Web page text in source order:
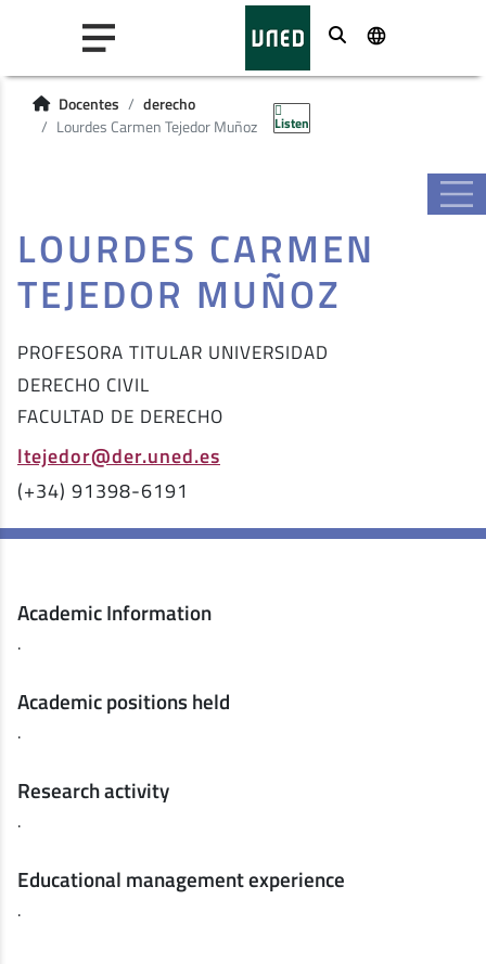
Buscar
Docentes
derecho
Lourdes Carmen Tejedor Muñoz
Listen
LOURDES CARMEN
TEJEDOR MUÑOZ
PROFESORA TITULAR UNIVERSIDAD
DERECHO CIVIL
FACULTAD DE DERECHO
ltejedor@der.uned.es
(+34) 91398-6191
Academic Information
.
Academic positions held
.
Research activity
.
Educational management experience
.